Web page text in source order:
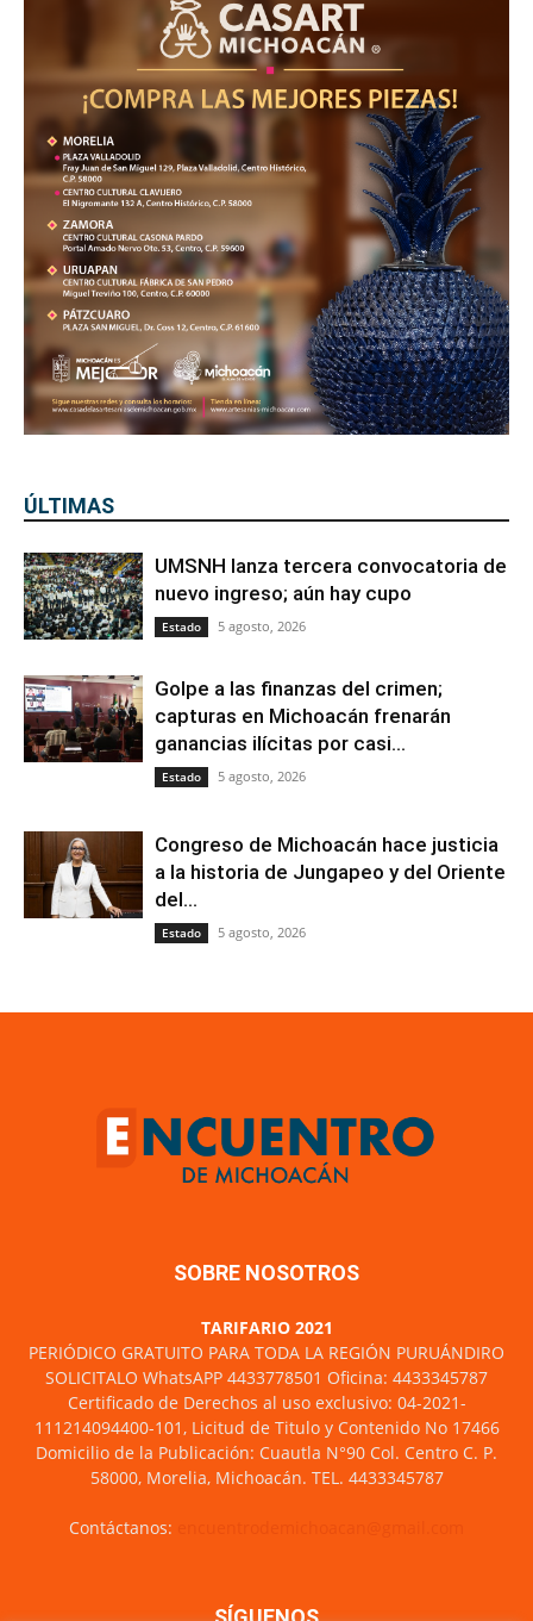
ÚLTIMAS
UMSNH lanza tercera convocatoria de
nuevo ingreso; aún hay cupo
Estado 5 agosto, 2026
Golpe a las finanzas del crimen;
capturas en Michoacán frenarán
ganancias ilícitas por casi...
Estado 5 agosto, 2026
Congreso de Michoacán hace justicia
a la historia de Jungapeo y del Oriente
del...
Estado 5 agosto, 2026
SOBRE NOSOTROS
TARIFARIO 2021
PERIÓDICO GRATUITO PARA TODA LA REGIÓN PURUÁNDIRO
SOLICITALO WhatsAPP 4433778501 Oficina: 4433345787
Certificado de Derechos al uso exclusivo: 04-2021-
111214094400-101, Licitud de Titulo y Contenido No 17466
Domicilio de la Publicación: Cuautla N°90 Col. Centro C. P.
58000, Morelia, Michoacán. TEL. 4433345787
Contáctanos: